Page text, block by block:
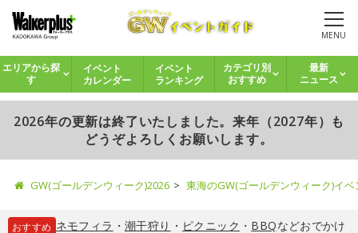
MENU
エリアから探
す
イベント
カレンダー
イベント
ランキング
カテゴリ別
おすすめ
最新
ニュース
2026年の更新は終了いたしました。来年（2027年）も
どうぞよろしくお願いします。
GW(ゴールデンウィーク)2026 東海のGW(ゴールデンウィーク)イ
おすすめ ネモフィラ ・ 潮干狩り ・ ピクニック ・ BBQなどおでかけ